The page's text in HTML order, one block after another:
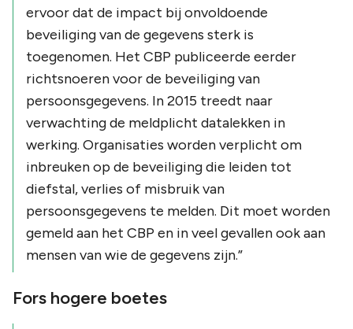
ervoor dat de impact bij onvoldoende
beveiliging van de gegevens sterk is
toegenomen. Het CBP publiceerde eerder
richtsnoeren voor de beveiliging van
persoonsgegevens. In 2015 treedt naar
verwachting de meldplicht datalekken in
werking. Organisaties worden verplicht om
inbreuken op de beveiliging die leiden tot
diefstal, verlies of misbruik van
persoonsgegevens te melden. Dit moet worden
gemeld aan het CBP en in veel gevallen ook aan
mensen van wie de gegevens zijn.”
Fors hogere boetes